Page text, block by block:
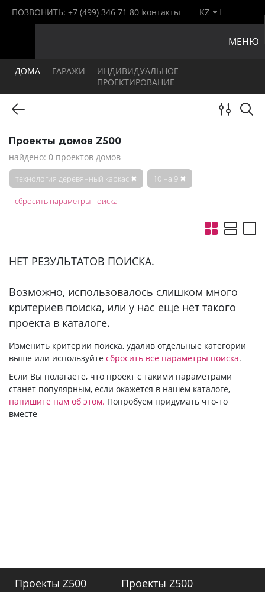
ПОЗВОНИТЬ: +7 (499) 346 71 80 контакты KZ
МЕНЮ
ДОМА ГАРАЖИ
ИНДИВИДУАЛЬНОЕ
ПРОЕКТИРОВАНИЕ
Проекты домов Z500
найдено: 0 проектов домов
технология деревянный каркас ✖ 10 на 9 ✖
сбросить параметры поиска
НЕТ РЕЗУЛЬТАТОВ ПОИСКА.
Bозможно, использовалось слишком много
критериев поиска, или у нас еще нет такого
проекта в каталоге.
Изменить критерии поиска, удалив отдельные категории
выше или используйте сбросить все параметры поиска.
Если Вы полагаете, что проект с такими параметрами
станет популярным, если окажется в нашем каталоге,
напишите нам об этом. Попробуем придумать что-то
вместе
Проекты Z500 Проекты Z500